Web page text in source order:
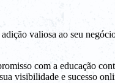
valiosa ao seu
com a educação
visibilidade e sucesso